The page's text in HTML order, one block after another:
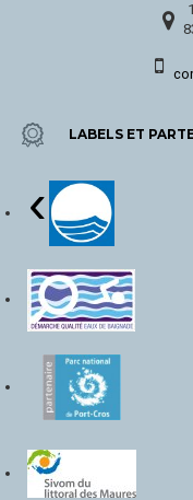
LABELS ET
‹